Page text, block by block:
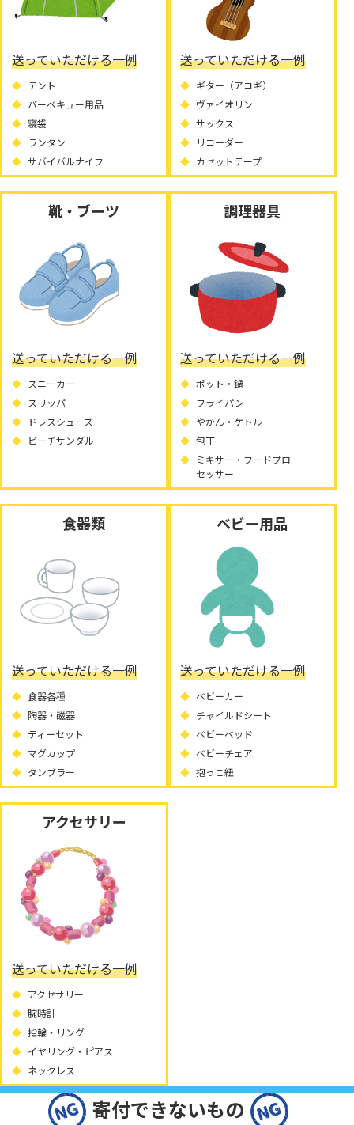
送っていただける一例
テント
バーベキュー用品
寝袋
ランタン
サバイバルナイフ
送っていただける一例
ギター（アコギ）
ヴァイオリン
サックス
リコーダー
カセットテープ
靴・ブーツ
送っていただける一例
スニーカー
スリッパ
ドレスシューズ
ビーチサンダル
調理器具
送っていただける一例
ポット・鍋
フライパン
やかん・ケトル
包丁
ミキサー・フードプロ
セッサー
食器類
送っていただける一例
食器各種
陶器・磁器
ティーセット
マグカップ
タンブラー
ベビー用品
送っていただける一例
ベビーカー
チャイルドシート
ベビーベッド
ベビーチェア
抱っこ紐
アクセサリー
送っていただける一例
アクセサリー
腕時計
指輪・リング
イヤリング・ピアス
ネックレス
寄付できないもの